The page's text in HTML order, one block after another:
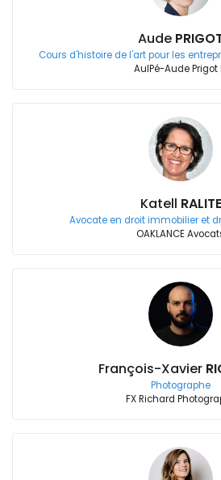
Aude
Cours d'histoire de l'art pour les
AulPé-Aude Prigot
Katell RALITE
Avocate en droit immobilier et
OAKLANCE
François-Xavier
Photographe
FX Richard